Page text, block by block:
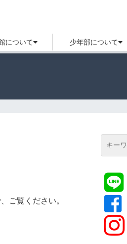
について 少年部について
ご覧ください。